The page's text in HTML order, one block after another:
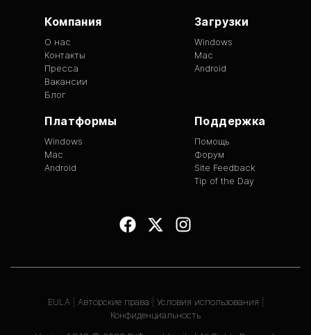
Компания
О нас
Контакты
Пресса
Вакансии
Блог
Загрузки
Windows
Mac
Android
Платформы
Windows
Mac
Android
Поддержка
Помощь
Форум
Site Feedback
Tip of the Day
EULA Авторские права Условия использования
Конфиденциальность